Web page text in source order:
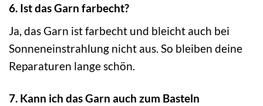
6. Ist das Garn farbecht?
Ja, das Garn ist farbecht und bleicht auch bei
Sonneneinstrahlung nicht aus. So bleiben deine
Reparaturen lange schön.
7. Kann ich das Garn auch zum Basteln